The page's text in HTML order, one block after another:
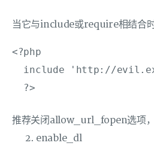
当它与include或require相结合时
<?php
include 'http://
推荐关闭allow_url_fopen选项，
enable_dl